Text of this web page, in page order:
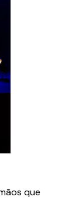
que